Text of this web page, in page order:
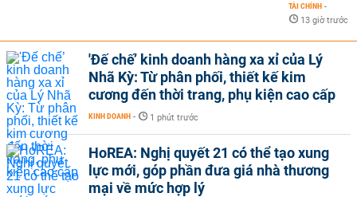
TÀI CHÍNH -
13 giờ trước
'Đế chế’ kinh doanh hàng xa xỉ của Lý
Nhã Kỳ: Từ phân phối, thiết kế kim
cương đến thời trang, phụ kiện cao cấp
KINH DOANH - 1 phút trước
HoREA: Nghị quyết 21 có thể tạo xung
lực mới, góp phần đưa giá nhà thương
mại về mức hợp lý